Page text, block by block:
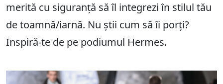
merită cu siguranță să îl integrezi în stilul tău
de toamnă/iarnă. Nu știi cum să îi porți?
Inspiră-te de pe podiumul Hermes.